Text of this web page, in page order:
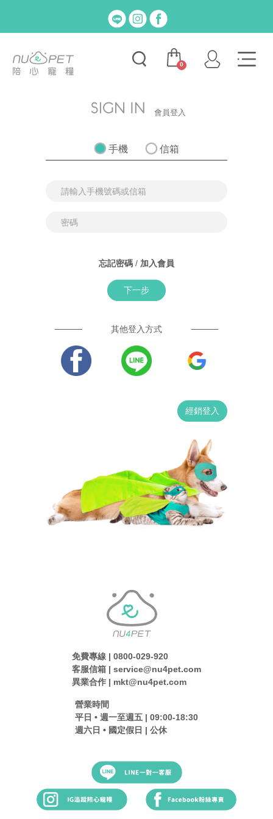
0
會員登入
手機 信箱
忘記密碼 / 加入會員
下一步
其他登入方式
經銷登入
免費專線 | 0800-029-920
客服信箱 | service@nu4pet.com
異業合作 | mkt@nu4pet.com
營業時間
平日 • 週一至週五 | 09:00-18:30
週六日 • 國定假日 | 公休